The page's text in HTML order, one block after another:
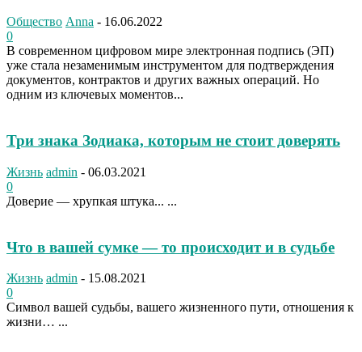
Общество Anna - 16.06.2022
0
В современном цифровом мире электронная подпись (ЭП)
уже стала незаменимым инструментом для подтверждения
документов, контрактов и других важных операций. Но
одним из ключевых моментов...
Три знака Зодиака, которым не стоит доверять
Жизнь admin - 06.03.2021
0
Доверие — хрупкая штука... ...
Что в вашей сумке — то происходит и в судьбе
Жизнь admin - 15.08.2021
0
Символ вашей судьбы, вашего жизненного пути, отношения к
жизни… ...